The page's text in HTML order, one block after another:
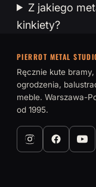
Z jakiego
kinkiety?
PIERROT METAL
Ręcznie kute bramy,
ogrodzenia,
meble. Warszawa-
od 1995.